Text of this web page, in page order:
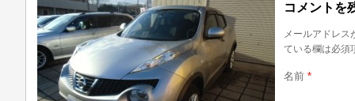
コメントを
メールアドレス
ている欄は必須
名前 *